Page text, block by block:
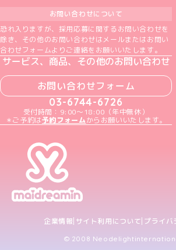
お問い合わせについて
恐れ入りますが、採用応募に関するお問い合わせを
除き、その他のお問い合わせはメールまたはお問い
合わせフォームよりご連絡をお願いいたします。
サービス、商品、その他のお問い合わせ
お問い合わせフォーム
03-6744-6726
受付時間：9:00～18:00（年中無休）
＊ご予約は予約フォームからお願いいたします。
企業情報 サイト利用について プライバ
© 2008